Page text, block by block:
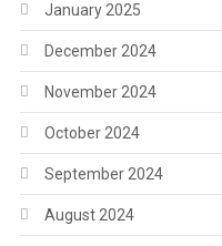
January 2025
December 2024
November 2024
October 2024
September 2024
August 2024